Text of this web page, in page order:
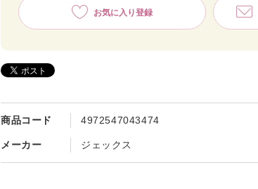
商品コード 4972547043474
メーカー ジェックス
お気に入り登録